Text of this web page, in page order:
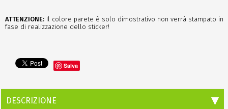
ATTENZIONE: Il colore parete è solo dimostrativo non verrà stampato in
fase di realizzazione dello sticker!
Salva
DESCRIZIONE